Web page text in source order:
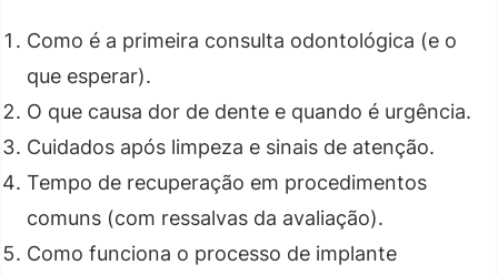
Como é a primeira consulta odontológica (e o
que esperar).
O que causa dor de dente e quando é urgência.
Cuidados após limpeza e sinais de atenção.
Tempo de recuperação em procedimentos
comuns (com ressalvas da avaliação).
Como funciona o processo de implante